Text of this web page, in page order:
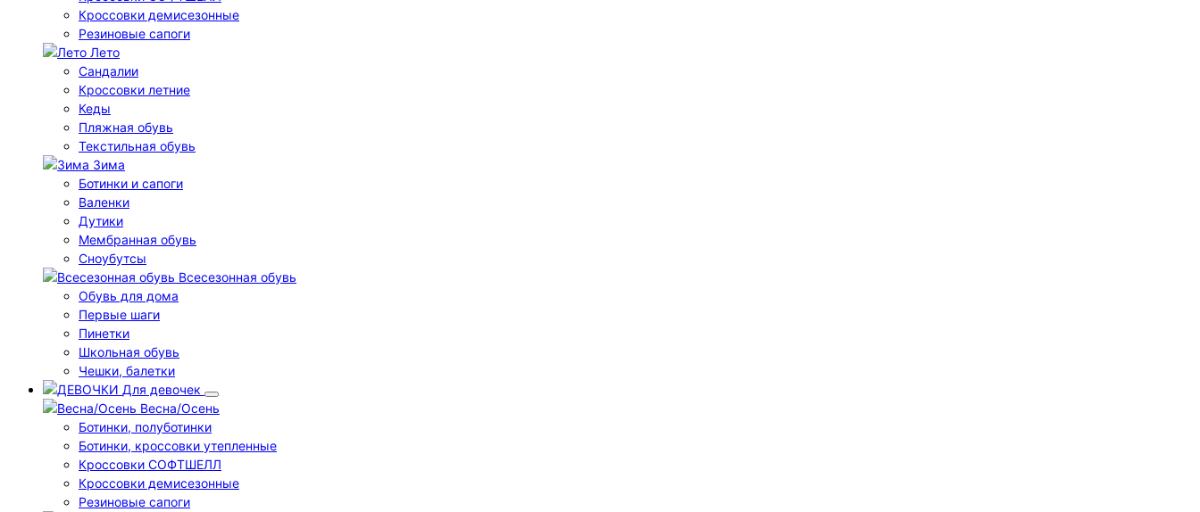
Кроссовки демисезонные
Резиновые сапоги
Лето
Cандалии
Кроссовки летние
Кеды
Пляжная обувь
Текстильная обувь
Зима
Ботинки и сапоги
Валенки
Дутики
Мембранная обувь
Сноубутсы
Всесезонная обувь
Обувь для дома
Первые шаги
Пинетки
Школьная обувь
Чешки, балетки
Для девочек
Весна/Осень
Ботинки, полуботинки
Ботинки, кроссовки утепленные
Кроссовки СОФТШЕЛЛ
Кроссовки демисезонные
Резиновые сапоги